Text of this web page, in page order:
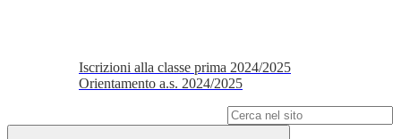
Iscrizioni alla classe prima 2024/2025
Orientamento a.s. 2024/2025